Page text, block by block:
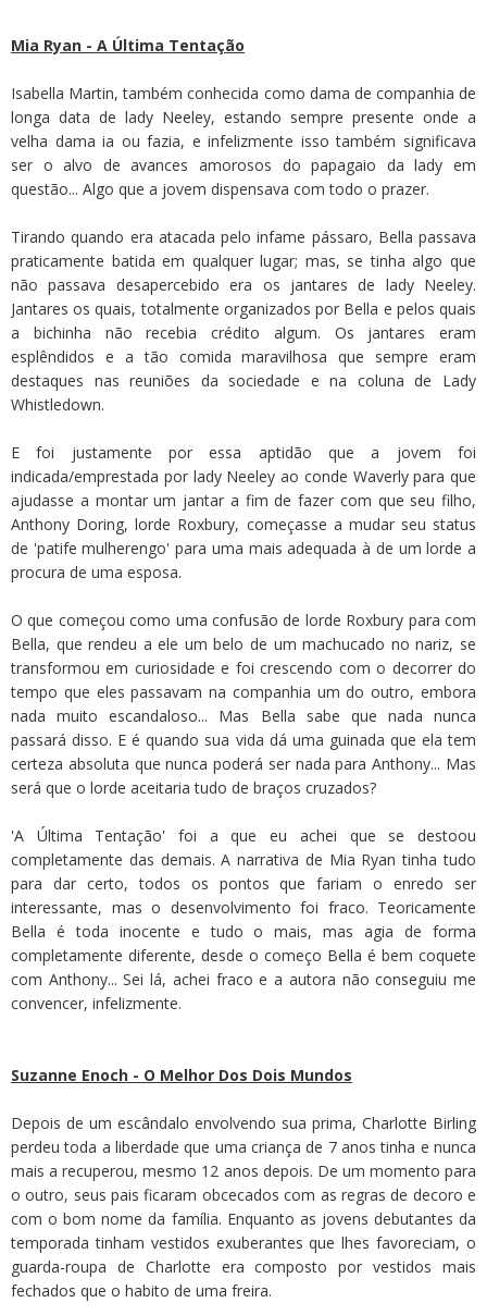
Mia Ryan - A Última Tentação
Isabella Martin, também conhecida como dama de companhia de
longa data de lady Neeley, estando sempre presente onde a
velha dama ia ou fazia, e infelizmente isso também significava
ser o alvo de avances amorosos do papagaio da lady em
questão... Algo que a jovem dispensava com todo o prazer.
Tirando quando era atacada pelo infame pássaro, Bella passava
praticamente batida em qualquer lugar; mas, se tinha algo que
não passava desapercebido era os jantares de lady Neeley.
Jantares os quais, totalmente organizados por Bella e pelos quais
a bichinha não recebia crédito algum. Os jantares eram
esplêndidos e a tão comida maravilhosa que sempre eram
destaques nas reuniões da sociedade e na coluna de Lady
Whistledown.
E foi justamente por essa aptidão que a jovem foi
indicada/emprestada por lady Neeley ao conde Waverly para que
ajudasse a montar um jantar a fim de fazer com que seu filho,
Anthony Doring, lorde Roxbury, começasse a mudar seu status
de 'patife mulherengo' para uma mais adequada à de um lorde a
procura de uma esposa.
O que começou como uma confusão de lorde Roxbury para com
Bella, que rendeu a ele um belo de um machucado no nariz, se
transformou em curiosidade e foi crescendo com o decorrer do
tempo que eles passavam na companhia um do outro, embora
nada muito escandaloso... Mas Bella sabe que nada nunca
passará disso. E é quando sua vida dá uma guinada que ela tem
certeza absoluta que nunca poderá ser nada para Anthony... Mas
será que o lorde aceitaria tudo de braços cruzados?
'A Última Tentação' foi a que eu achei que se destoou
completamente das demais. A narrativa de Mia Ryan tinha tudo
para dar certo, todos os pontos que fariam o enredo ser
interessante, mas o desenvolvimento foi fraco. Teoricamente
Bella é toda inocente e tudo o mais, mas agia de forma
completamente diferente, desde o começo Bella é bem coquete
com Anthony... Sei lá, achei fraco e a autora não conseguiu me
convencer, infelizmente.
Suzanne Enoch - O Melhor Dos Dois Mundos
Depois de um escândalo envolvendo sua prima, Charlotte Birling
perdeu toda a liberdade que uma criança de 7 anos tinha e nunca
mais a recuperou, mesmo 12 anos depois. De um momento para
o outro, seus pais ficaram obcecados com as regras de decoro e
com o bom nome da família. Enquanto as jovens debutantes da
temporada tinham vestidos exuberantes que lhes favoreciam, o
guarda-roupa de Charlotte era composto por vestidos mais
fechados que o habito de uma freira.